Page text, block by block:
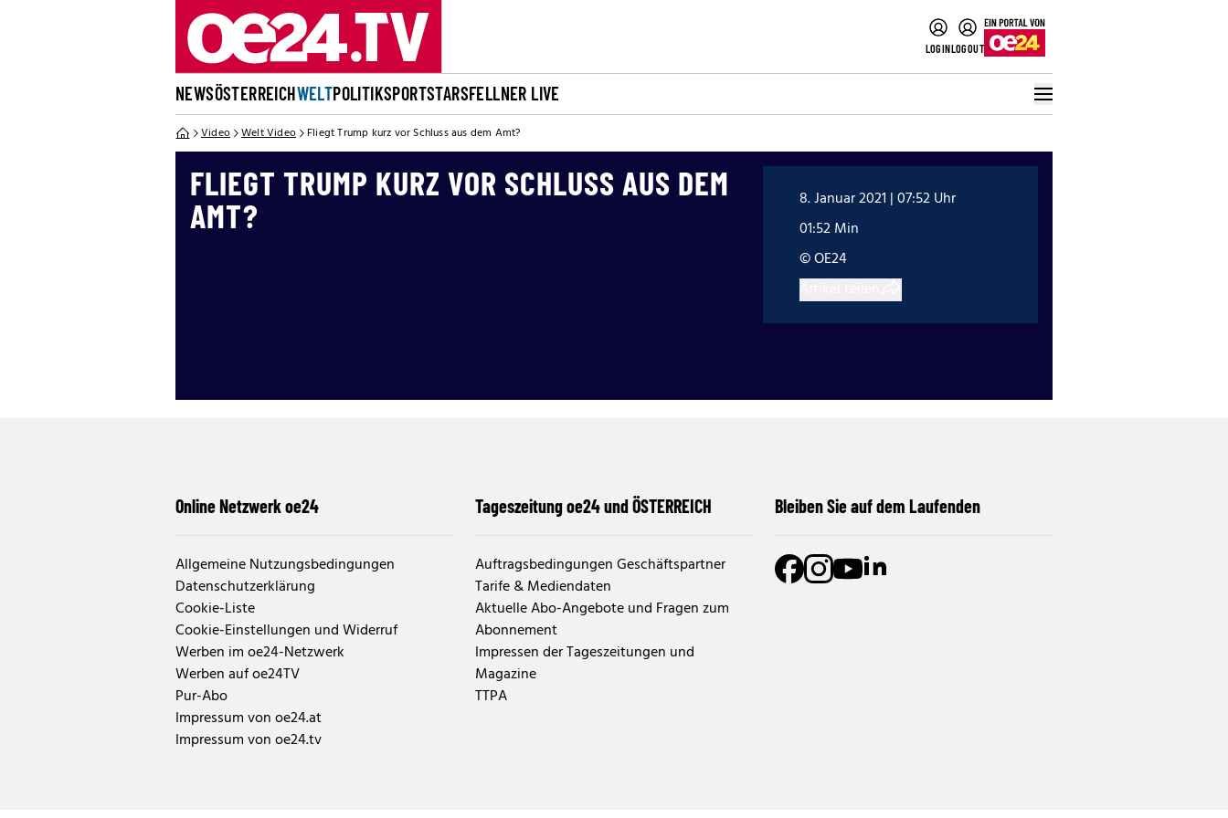
LOGINLOGOUT
NEWSÖSTERREICHWELTPOLITIKSPORTSTARSFELLNER LIVE
Video Welt Video Fliegt Trump kurz vor Schluss aus dem Amt?
FLIEGT TRUMP KURZ VOR SCHLUSS AUS DEM
AMT?
8. Januar 2021 | 07:52 Uhr
01:52 Min
© OE24
Online Netzwerk oe24
Allgemeine Nutzungsbedingungen
Datenschutzerklärung
Cookie-Liste
Cookie-Einstellungen und Widerruf
Werben im oe24-Netzwerk
Werben auf oe24TV
Pur-Abo
Impressum von oe24.at
Impressum von oe24.tv
Tageszeitung oe24 und ÖSTERREICH
Auftragsbedingungen Geschäftspartner
Tarife & Mediendaten
Aktuelle Abo-Angebote und Fragen zum
Abonnement
Impressen der Tageszeitungen und
Magazine
TTPA
Bleiben Sie auf dem Laufenden